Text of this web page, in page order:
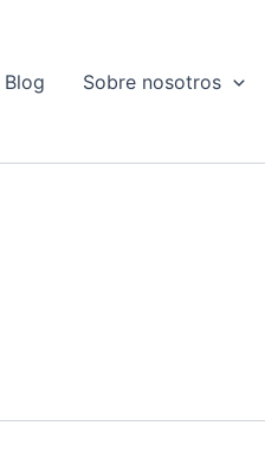
Blog Sobre nosotros